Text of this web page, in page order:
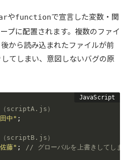
やfunctionで宣言した変数・関
プに配置されます。複数のファイ
から読み込まれたファイルが前
てしまい、意図しないバグの原
（scriptA.js）
中" ;
（scriptB.js）
藤" ; // グローバルを上書きしてしま